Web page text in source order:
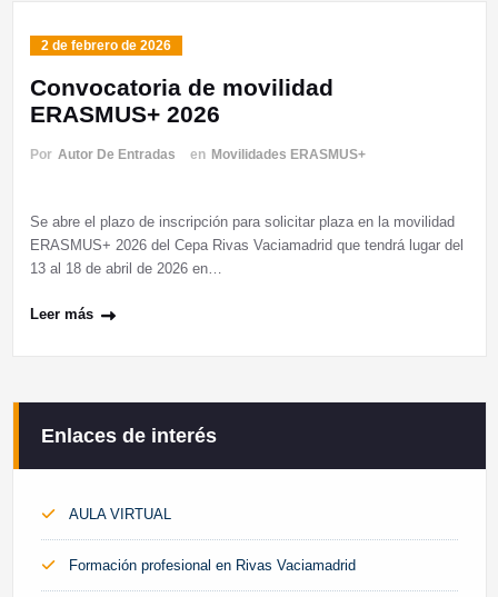
2 de febrero de 2026
Convocatoria de movilidad
ERASMUS+ 2026
Por Autor De Entradas en Movilidades ERASMUS+
Se abre el plazo de inscripción para solicitar plaza en la movilidad
ERASMUS+ 2026 del Cepa Rivas Vaciamadrid que tendrá lugar del
13 al 18 de abril de 2026 en…
Leer más
Enlaces de interés
AULA VIRTUAL
Formación profesional en Rivas Vaciamadrid